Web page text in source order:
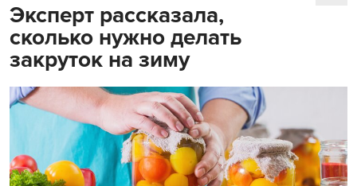
Эксперт рассказала,
сколько нужно делать
закруток на зиму